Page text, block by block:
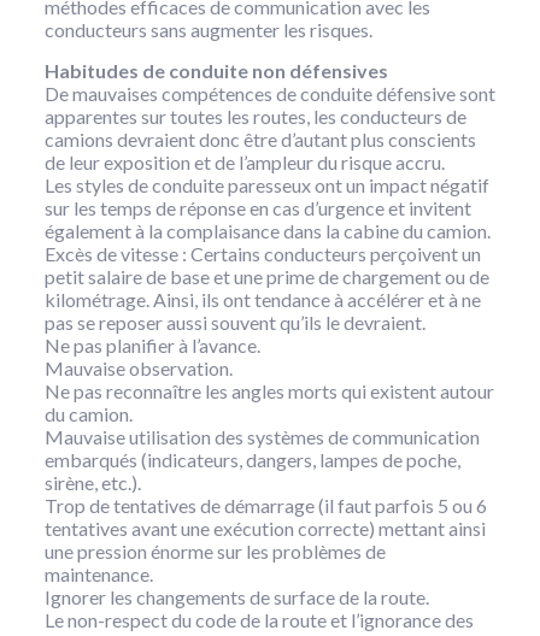
méthodes efficaces de communication avec les
conducteurs sans augmenter les risques.
Habitudes de conduite non défensives
De mauvaises compétences de conduite défensive sont
apparentes sur toutes les routes, les conducteurs de
camions devraient donc être d’autant plus conscients
de leur exposition et de l’ampleur du risque accru.
Les styles de conduite paresseux ont un impact négatif
sur les temps de réponse en cas d’urgence et invitent
également à la complaisance dans la cabine du camion.
Excès de vitesse : Certains conducteurs perçoivent un
petit salaire de base et une prime de chargement ou de
kilométrage. Ainsi, ils ont tendance à accélérer et à ne
pas se reposer aussi souvent qu’ils le devraient.
Ne pas planifier à l’avance.
Mauvaise observation.
Ne pas reconnaître les angles morts qui existent autour
du camion.
Mauvaise utilisation des systèmes de communication
embarqués (indicateurs, dangers, lampes de poche,
sirène, etc.).
Trop de tentatives de démarrage (il faut parfois 5 ou 6
tentatives avant une exécution correcte) mettant ainsi
une pression énorme sur les problèmes de
maintenance.
Ignorer les changements de surface de la route.
Le non-respect du code de la route et l’ignorance des